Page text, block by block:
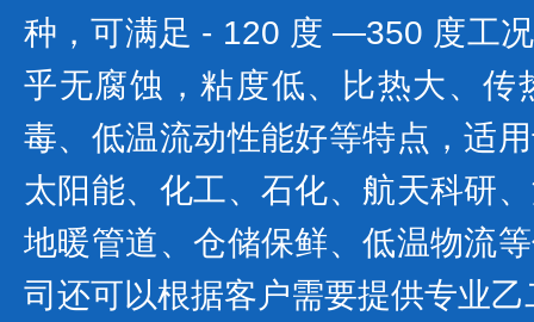
种，可满足 - 120 度 —350 度工
乎无腐蚀，粘度低、比热大、传
毒、低温流动性能好等特点，适
太阳能、化工、石化、航天科研
地暖管道、仓储保鲜、低温物流
司还可以根据客户需要提供专业